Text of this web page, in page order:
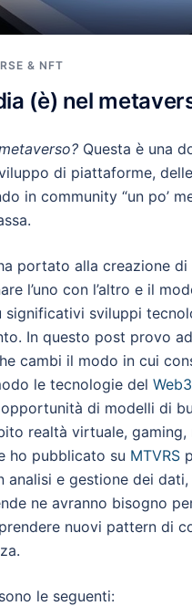
& NFT
(è) nel
Questa è una
di piattaforme,
in community “un po’
portato alla creazione
l’uno con l’altro e il
significativi sviluppi
In questo post provo
cambi il modo in cui
le tecnologie del Web3
di modelli di
realtà virtuale,
ho pubblicato su MTVRS
e gestione dei
ne avranno bisogno
nuovi pattern di
le seguenti: